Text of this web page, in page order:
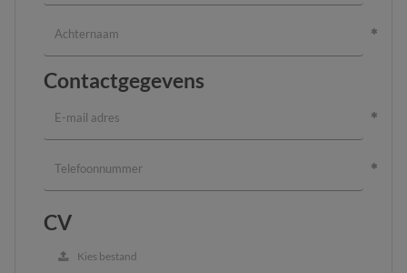
Contactgegevens
CV
Kies bestand